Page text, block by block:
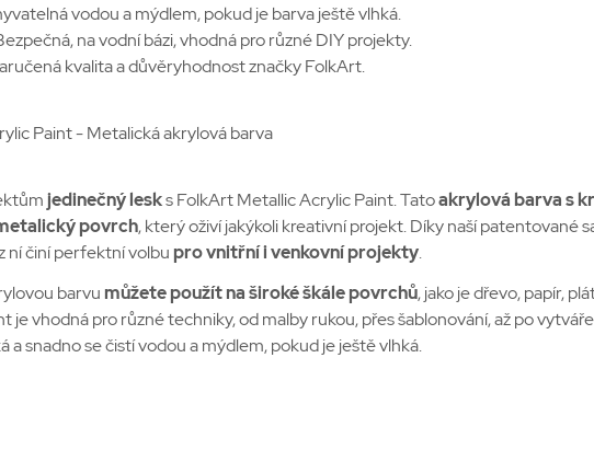
vodou a mýdlem, pokud je barva ještě vlhká.
na vodní bázi, vhodná pro různé DIY projekty.
kvalita a důvěryhodnost značky FolkArt.
Paint - Metalická akrylová barva
jedinečný lesks FolkArt Metallic Acrylic Paint. Tatoakrylová barva s
povrch, který oživí jakýkoli kreativní projekt. Díky naší patentované
ní činí perfektní volbu pro vnitřní i venkovní projekty.
barvu můžete použít na široké škále povrchů, jako je dřevo, papír,
je vhodná pro různé techniky, od malby rukou, přes šablonování, až po
a snadno se čistí vodou a mýdlem, pokud je ještě vlhká.